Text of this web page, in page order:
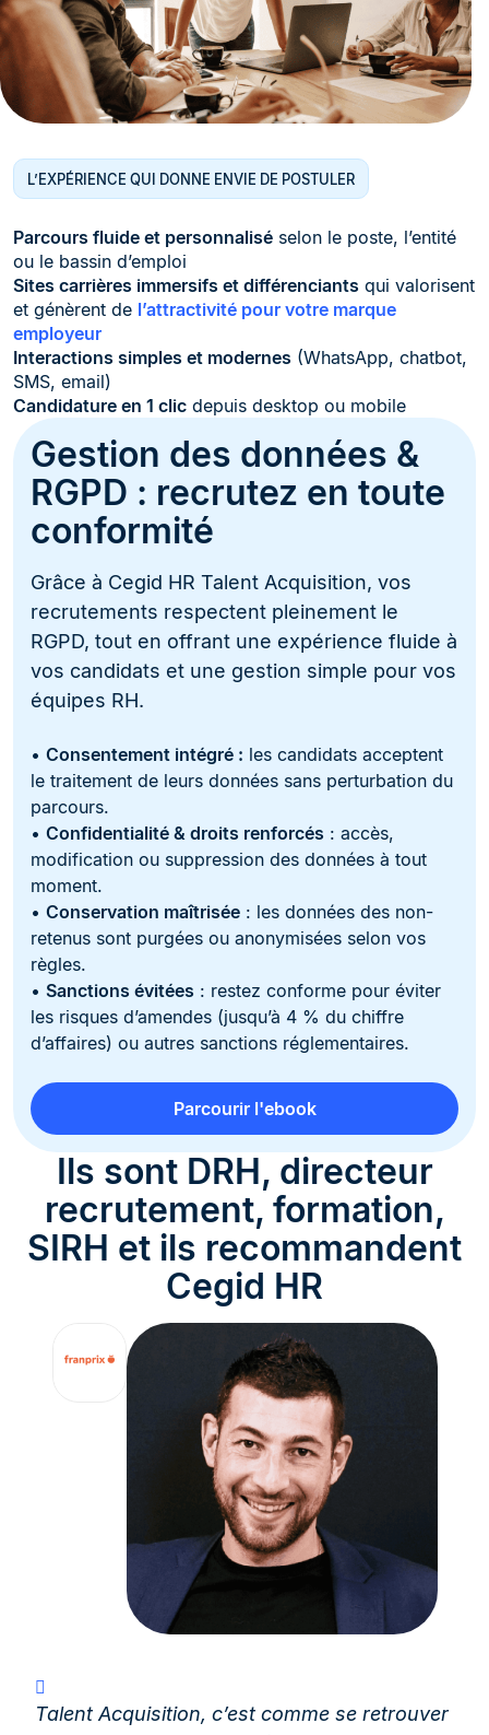
L’EXPÉRIENCE QUI DONNE ENVIE DE POSTULER
Parcours fluide et personnalisé selon le poste, l’entité
ou le bassin d’emploi
Sites carrières immersifs et différenciants qui valorisent
et génèrent de l’attractivité pour votre marque
employeur
Interactions simples et modernes (WhatsApp, chatbot,
SMS, email)
Candidature en 1 clic depuis desktop ou mobile
Gestion des données &
RGPD : recrutez en toute
conformité
Grâce à Cegid HR Talent Acquisition, vos
recrutements respectent pleinement le
RGPD, tout en offrant une expérience fluide à
vos candidats et une gestion simple pour vos
équipes RH.
• Consentement intégré : les candidats acceptent
le traitement de leurs données sans perturbation du
parcours.
• Confidentialité & droits renforcés : accès,
modification ou suppression des données à tout
moment.
• Conservation maîtrisée : les données des non-
retenus sont purgées ou anonymisées selon vos
règles.
• Sanctions évitées : restez conforme pour éviter
les risques d’amendes (jusqu’à 4 % du chiffre
d’affaires) ou autres sanctions réglementaires.
Parcourir l'ebook
Ils sont DRH, directeur
recrutement, formation,
SIRH et ils recommandent
Cegid HR
Talent Acquisition, c’est comme se retrouver